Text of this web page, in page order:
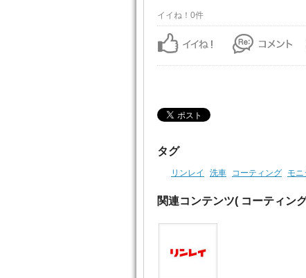
イイね！0件
タグ
リンレイ 洗車 コーティング モ
関連コンテンツ( コーティン